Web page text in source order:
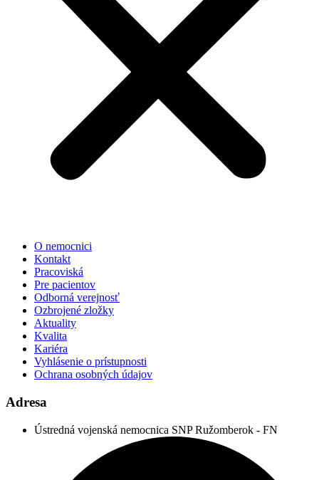
O nemocnici
Kontakt
Pracoviská
Pre pacientov
Odborná verejnosť
Ozbrojené zložky
Aktuality
Kvalita
Kariéra
Vyhlásenie o prístupnosti
Ochrana osobných údajov
Adresa
Ústredná vojenská nemocnica SNP Ružomberok - FN